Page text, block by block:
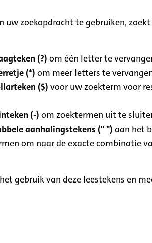
uw zoekopdracht te gebruiken,
(?) om één letter te
(*) om meer letters te
($) voor uw zoekterm voor
(-) om zoektermen uit te
aanhalingstekens (" ") aan het
om naar de exacte combinatie
gebruik van deze leestekens en